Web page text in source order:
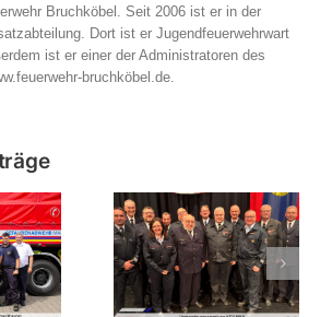
Bruchköbel. Seit 2006 ist er in der
Dort ist er Jugendfeuerwehrwart
ist er einer der Administratoren des
bruchköbel.de.
des
Kreis in
Einladung zur
Verbandsversammlung
2026